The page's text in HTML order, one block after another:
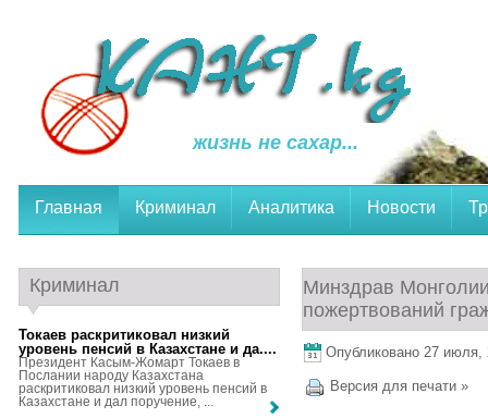
жизнь не сахар...
Главная Криминал Аналитика Новости
Минздрав
пожертвований
Опубликовано 27 июля,
Версия для печати »
Криминал
Токаев раскритиковал низкий
уровень пенсий в Казахстане и да....
Президент Касым-Жомарт Токаев в
Послании народу Казахстана
раскритиковал низкий уровень пенсий в
Казахстане и дал поручение, ...